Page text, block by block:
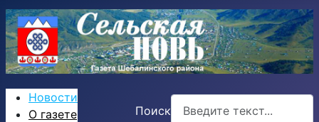
Новости
О газете
Поиск